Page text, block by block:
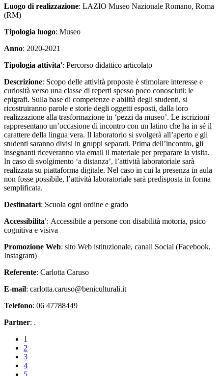
Luogo di realizzazione: LAZIO Museo Nazionale Romano, Roma
(RM)
Tipologia luogo: Museo
Anno: 2020-2021
Tipologia attivita': Percorso didattico articolato
Descrizione: Scopo delle attività proposte è stimolare interesse e
curiosità verso una classe di reperti spesso poco conosciuti: le
epigrafi. Sulla base di competenze e abilità degli studenti, si
ricostruiranno parole e storie degli oggetti esposti, dalla loro
realizzazione alla trasformazione in ‘pezzi da museo’. Le iscrizioni
rappresentano un’occasione di incontro con un latino che ha in sé il
carattere della lingua vera. Il laboratorio si svolgerà all’aperto e gli
studenti saranno divisi in gruppi separati. Prima dell’incontro, gli
insegnanti riceveranno via email il materiale per preparare la visita.
In caso di svolgimento ‘a distanza’, l’attività laboratoriale sarà
realizzata su piattaforma digitale. Nel caso in cui la presenza in aula
non fosse possibile, l’attività laboratoriale sarà predisposta in forma
semplificata.
Destinatari: Scuola ogni ordine e grado
Accessibilita': Accessibile a persone con disabilità motoria, psico
cognitiva e visiva
Promozione Web: sito Web istituzionale, canali Social (Facebook,
Instagram)
Referente: Carlotta Caruso
E-mail: carlotta.caruso@beniculturali.it
Telefono: 06 47788449
Partner: .
1
2
3
4
5